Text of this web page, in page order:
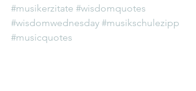
#musikerzitate #wisdomquotes
#wisdomwednesday #musikschulezipp
#musicquotes